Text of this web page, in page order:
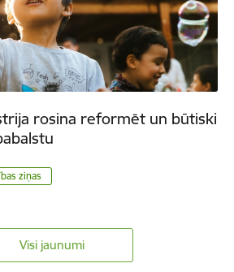
rosina reformēt un būtiski
ziņas
Visi jaunumi